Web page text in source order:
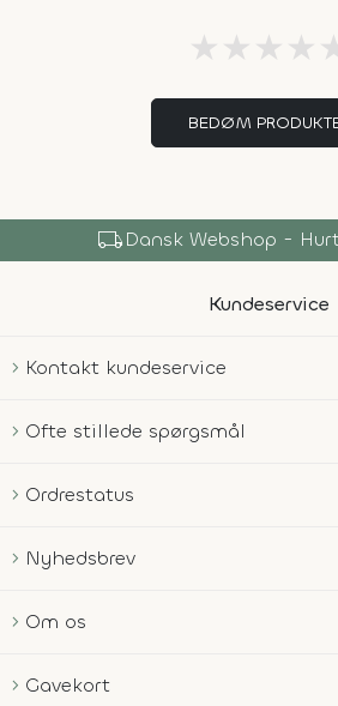
★ ★ ★ ★
BEDØM
local_shippingDansk Webshop -
Kundeservice
Kontakt kundeservice
Ofte stillede spørgsmål
Ordrestatus
Nyhedsbrev
Om os
Gavekort